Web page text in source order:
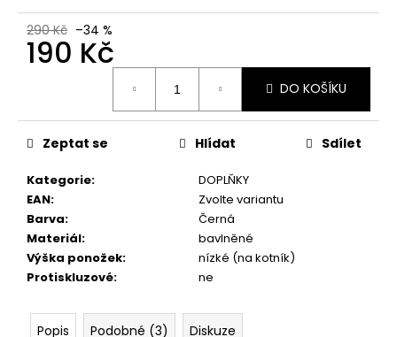
290 Kč –34 %
190 Kč
DO KOŠÍKU
Kategorie:
DOPLŇKY
EAN:
Zvolte variantu
Barva:
Černá
Materiál:
bavlněné
Výška ponožek:
nízké (na kotník)
Protiskluzové: ne
Zeptat se Hlídat Sdílet
Popis Podobné (3) Diskuze
u
č
DÁRKOVÝ
POUKAZ
Kč